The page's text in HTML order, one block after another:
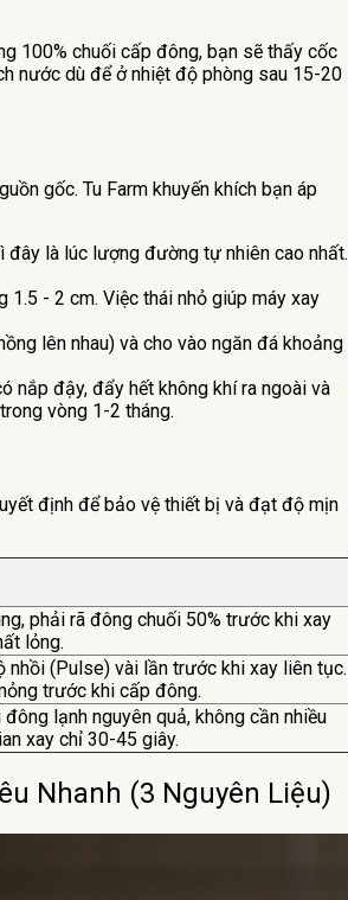
100% chuối cấp đông, bạn sẽ thấy cốc
nước dù để ở nhiệt độ phòng sau 15-20
gốc. Tu Farm khuyến khích bạn áp
là lúc lượng đường tự nhiên cao nhất.
1.5 - 2 cm. Việc thái nhỏ giúp máy xay
lên nhau) và cho vào ngăn đá khoảng
nắp đậy, đẩy hết không khí ra ngoài và
vòng 1-2 tháng.
định để bảo vệ thiết bị và đạt độ mịn
phải rã đông chuối 50% trước khi xay
lỏng.
nhồi (Pulse) vài lần trước khi xay liên tục.
trước khi cấp đông.
lạnh nguyên quả, không cần nhiều
xay chỉ 30-45 giây.
Nhanh (3 Nguyên Liệu)